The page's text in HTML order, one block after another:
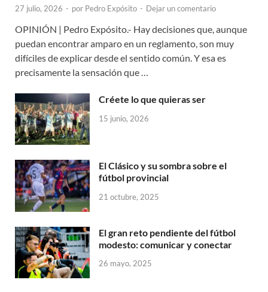
27 julio, 2026 - por Pedro Expósito - Dejar un comentario
OPINIÓN | Pedro Expósito.- Hay decisiones que, aunque
puedan encontrar amparo en un reglamento, son muy
difíciles de explicar desde el sentido común. Y esa es
precisamente la sensación que …
Créete lo que quieras ser
15 junio, 2026
El Clásico y su sombra sobre el
fútbol provincial
21 octubre, 2025
El gran reto pendiente del fútbol
modesto: comunicar y conectar
26 mayo, 2025